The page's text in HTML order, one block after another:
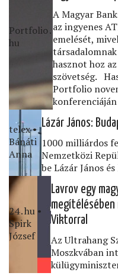
Portfolio․
hu
A Magyar
az ingyenes
emelését,
hasznot hoz
szövetség.
Portfolio
telex •
Bánáti
Anna
Lázár János:
1000 milliárdos
Nemzetközi
be Lázár János
24․hu •
Spirk
József
Lavrov egy
megítélésében
Viktorral
Az Ultrahang
Moszkvában